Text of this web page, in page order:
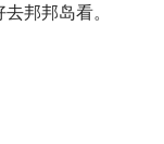
邦邦岛看。